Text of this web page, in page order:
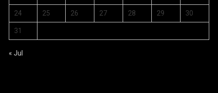
24 25 26 27 28 29 30
31
« Jul